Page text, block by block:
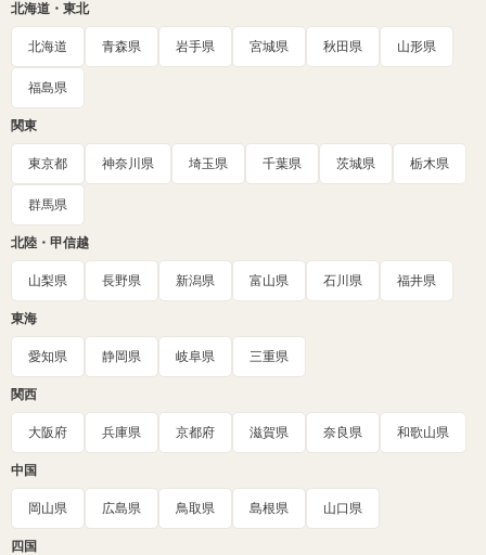
北海道・東北
北海道 青森県 岩手県 宮城県 秋田県 山形県
福島県
関東
東京都 神奈川県 埼玉県 千葉県 茨城県 栃木県
群馬県
北陸・甲信越
山梨県 長野県 新潟県 富山県 石川県 福井県
東海
愛知県 静岡県 岐阜県 三重県
関西
大阪府 兵庫県 京都府 滋賀県 奈良県 和歌山県
中国
岡山県 広島県 鳥取県 島根県 山口県
四国